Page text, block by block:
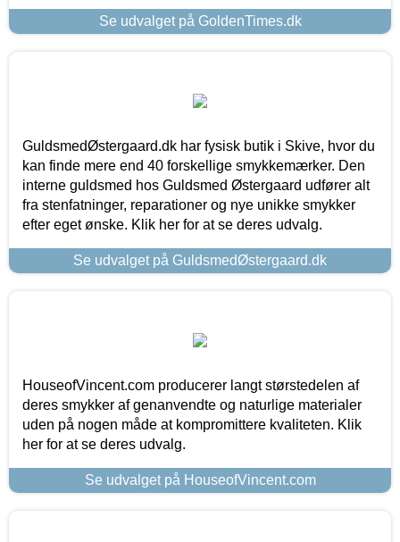
Se udvalget på GoldenTimes.dk
GuldsmedØstergaard.dk har fysisk butik i Skive, hvor du
kan finde mere end 40 forskellige smykkemærker. Den
interne guldsmed hos Guldsmed Østergaard udfører alt
fra stenfatninger, reparationer og nye unikke smykker
efter eget ønske. Klik her for at se deres udvalg.
Se udvalget på GuldsmedØstergaard.dk
HouseofVincent.com producerer langt størstedelen af
deres smykker af genanvendte og naturlige materialer
uden på nogen måde at kompromittere kvaliteten. Klik
her for at se deres udvalg.
Se udvalget på HouseofVincent.com